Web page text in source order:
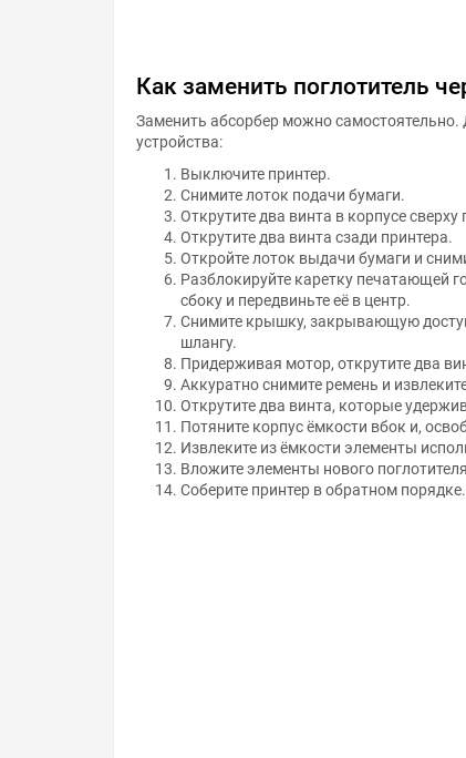
Как заменить поглотитель
Заменить абсорбер можно самостоятельно.
устройства:
Выключите принтер.
Снимите лоток подачи бумаги.
Открутите два винта в корпусе сверху
Открутите два винта сзади принтера.
Откройте лоток выдачи бумаги и
Разблокируйте каретку печатающей
сбоку и передвиньте её в центр.
Снимите крышку, закрывающую
шлангу.
Придерживая мотор, открутите два
Аккуратно снимите ремень и
Открутите два винта, которые
Потяните корпус ёмкости вбок и,
Извлеките из ёмкости элементы
Вложите элементы нового
Соберите принтер в обратном порядке.